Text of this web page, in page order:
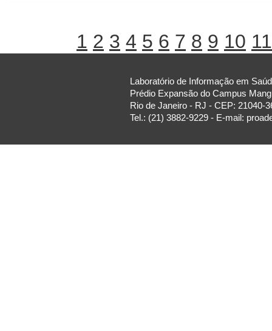
1 2 3 4 5 6 7 8 9 10 11
Laboratório de Informação em
Prédio Expansão do Campus
Rio de Janeiro - RJ - CEP: 21040-
Tel.: (21) 3882-9229 - E-mail: